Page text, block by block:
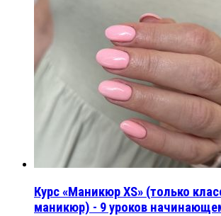
Курс «Маникюр XS» (только
маникюр) - 9 уроков